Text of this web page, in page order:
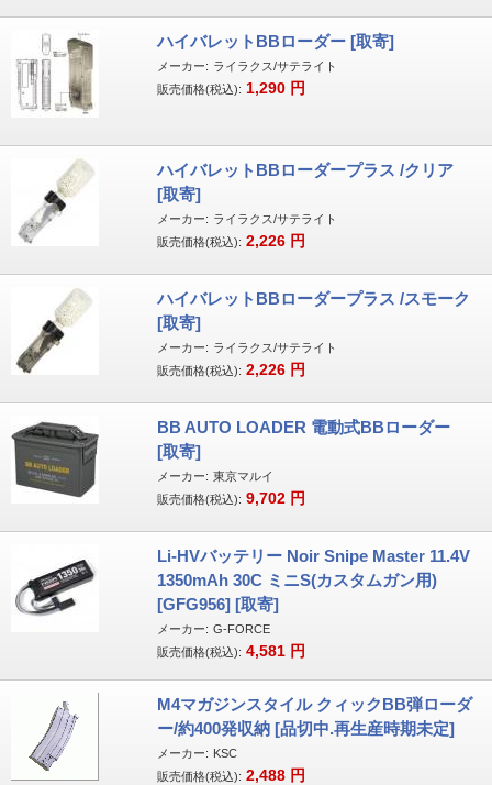
ハイバレットBBローダー [取寄]
メーカー: ライラクス/サテライト
販売価格(税込): 1,290 円
ハイバレットBBローダープラス /クリア
[取寄]
メーカー: ライラクス/サテライト
販売価格(税込): 2,226 円
ハイバレットBBローダープラス /スモーク
[取寄]
メーカー: ライラクス/サテライト
販売価格(税込): 2,226 円
BB AUTO LOADER 電動式BBローダー
[取寄]
メーカー: 東京マルイ
販売価格(税込): 9,702 円
Li-HVバッテリー Noir Snipe Master 11.4V
1350mAh 30C ミニS(カスタムガン用)
[GFG956] [取寄]
メーカー: G-FORCE
販売価格(税込): 4,581 円
M4マガジンスタイル クィックBB弾ローダ
ー/約400発収納 [品切中.再生産時期未定]
メーカー: KSC
販売価格(税込): 2,488 円